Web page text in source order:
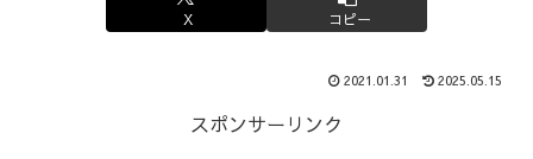
X コピー
2021.01.31 2025.05.15
スポンサーリンク